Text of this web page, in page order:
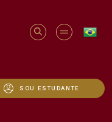
SOU ESTUDANTE